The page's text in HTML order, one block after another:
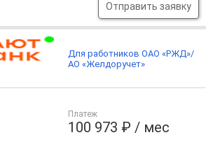
Отправить заявку
Платеж
100 973 ₽ / мес
Для работников ОАО «РЖД»/
АО «Желдоручет»